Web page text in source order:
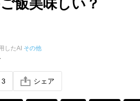
飯美味しい？
したAI その他
3 シェア